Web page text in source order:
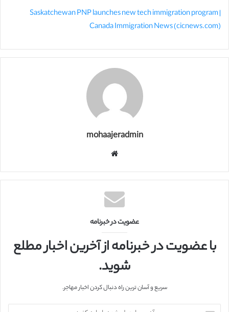
Saskatchewan PNP launches new tech immigration program |
Canada Immigration News (cicnews.com)
mohaajeradmin
س
ا
ی
عضویت در خبرنامه
با عضویت در خبرنامه از آخرین اخبار مطلع
شوید.
سریع و آسان ترین راه دنبال کردن اخبار مهاجر.